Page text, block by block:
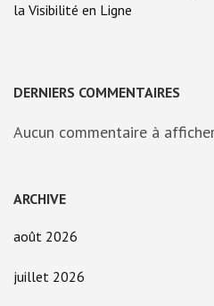
la Visibilité en Ligne
DERNIERS COMMENTAIRES
Aucun commentaire à
ARCHIVE
août 2026
juillet 2026